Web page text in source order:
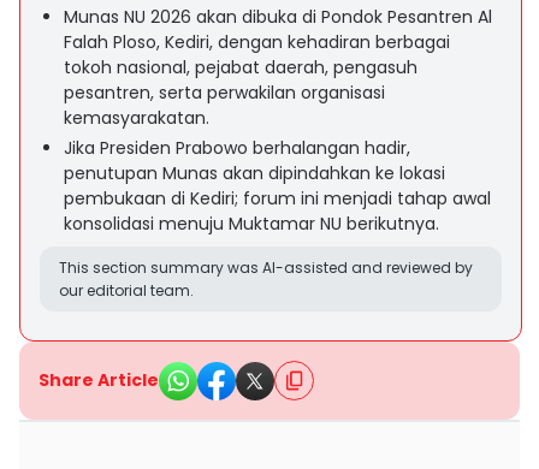
Munas NU 2026 akan dibuka di Pondok Pesantren Al
Falah Ploso, Kediri, dengan kehadiran berbagai
tokoh nasional, pejabat daerah, pengasuh
pesantren, serta perwakilan organisasi
kemasyarakatan.
Jika Presiden Prabowo berhalangan hadir,
penutupan Munas akan dipindahkan ke lokasi
pembukaan di Kediri; forum ini menjadi tahap awal
konsolidasi menuju Muktamar NU berikutnya.
This section summary was AI-assisted and reviewed by
our editorial team.
Share Article